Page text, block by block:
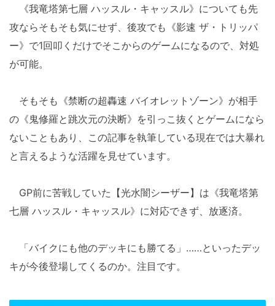
《我竜塔第七層 ハッスル・キャッスル》についても先
攻ならそもそも気にせず、後攻でも《影速 ザ・トリッパ
ー》で1回叩くだけでそこからのゲームになるので、対処
が可能。
そもそも《禁断の超轟速 バイオレットゾーン》が相手
の《鬼修羅と跳次元の決断》を引っこ抜くとゲームになら
ないこともあり、この記事を執筆している現在では大暴れ
と言えるような活躍を見せています。
GP前に苦戦していた【光水闇シーザー】は《我竜塔第
七層 ハッスル・キャッスル》に対応できず、放逐済。
「バイクにも他のデッキにも勝てる」……といったデッ
キが今後登場してくるのか。注目です。